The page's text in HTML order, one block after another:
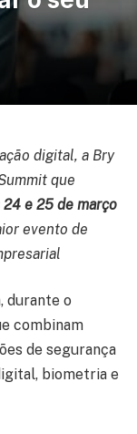
digital, a Bry
que
e 25 de março
evento de
durante o
combinam
de segurança
biometria e